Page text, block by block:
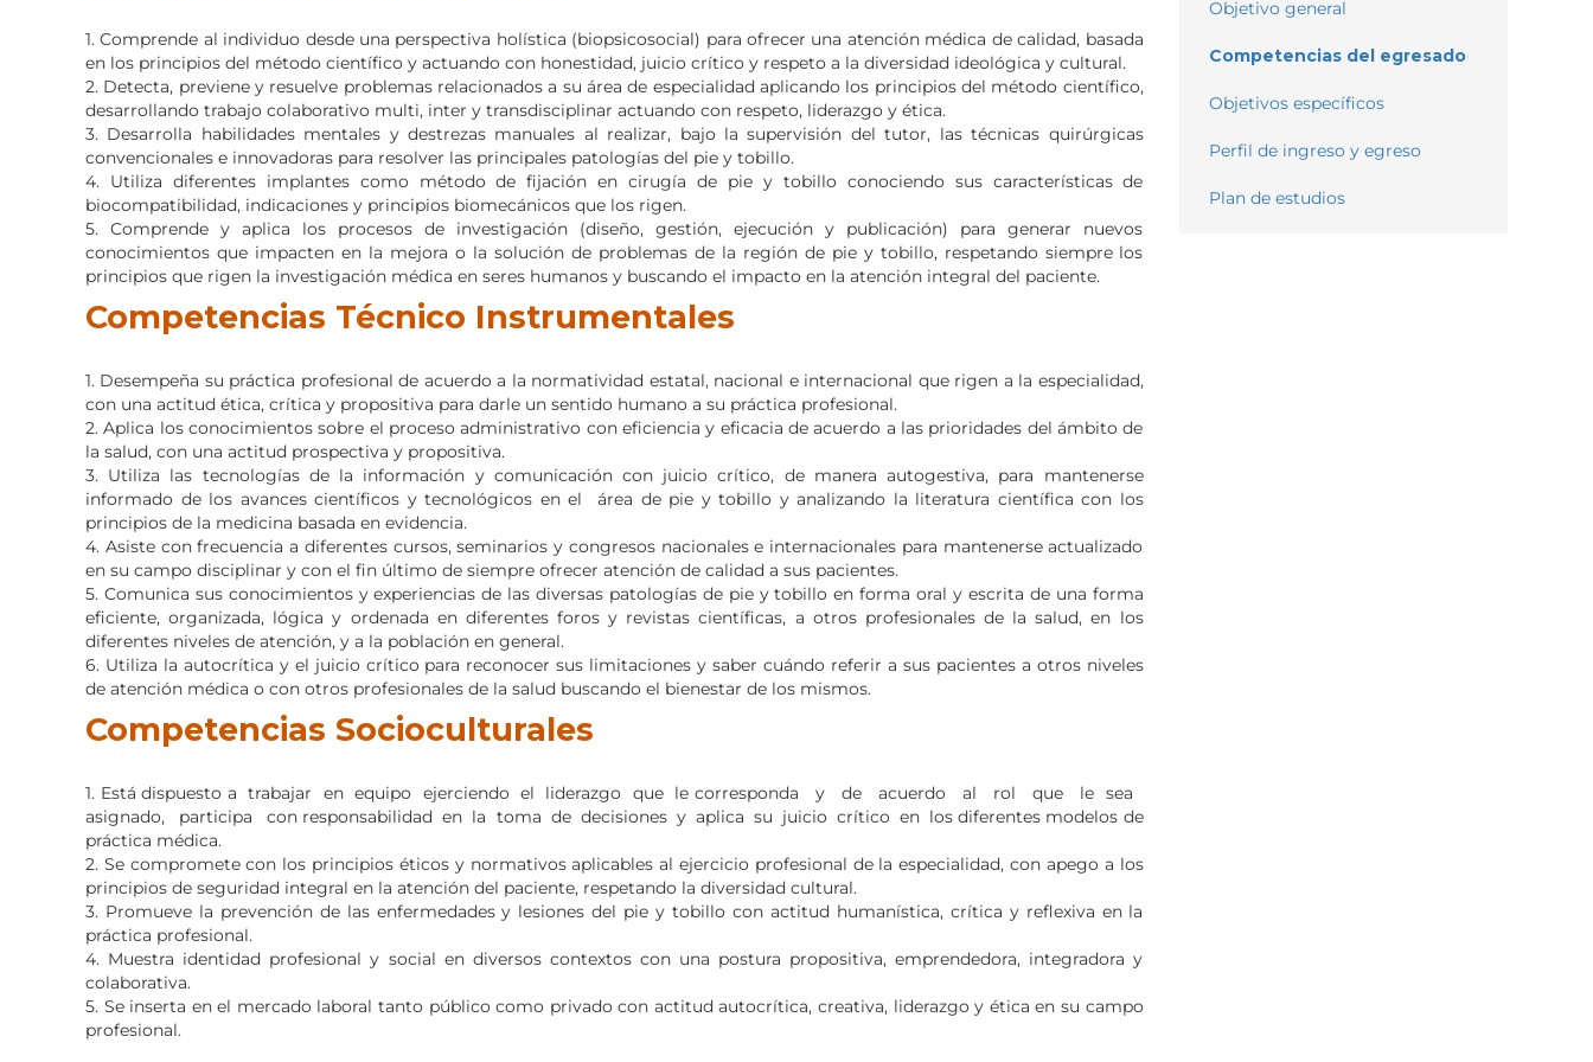
1. Comprende al individuo desde una perspectiva holística (biopsicosocial) para ofrecer una atención médica de calidad, basada
en los principios del método científico y actuando con honestidad, juicio crítico y respeto a la diversidad ideológica y cultural.
2. Detecta, previene y resuelve problemas relacionados a su área de especialidad aplicando los principios del método científico,
desarrollando trabajo colaborativo multi, inter y transdisciplinar actuando con respeto, liderazgo y ética.
3. Desarrolla habilidades mentales y destrezas manuales al realizar, bajo la supervisión del tutor, las técnicas quirúrgicas
convencionales e innovadoras para resolver las principales patologías del pie y tobillo.
4. Utiliza diferentes implantes como método de fijación en cirugía de pie y tobillo conociendo sus características de
biocompatibilidad, indicaciones y principios biomecánicos que los rigen.
5. Comprende y aplica los procesos de investigación (diseño, gestión, ejecución y publicación) para generar nuevos
conocimientos que impacten en la mejora o la solución de problemas de la región de pie y tobillo, respetando siempre los
principios que rigen la investigación médica en seres humanos y buscando el impacto en la atención integral del paciente.
Competencias Técnico Instrumentales
1. Desempeña su práctica profesional de acuerdo a la normatividad estatal, nacional e internacional que rigen a la especialidad,
con una actitud ética, crítica y propositiva para darle un sentido humano a su práctica profesional.
2. Aplica los conocimientos sobre el proceso administrativo con eficiencia y eficacia de acuerdo a las prioridades del ámbito de
la salud, con una actitud prospectiva y propositiva.
3. Utiliza las tecnologías de la información y comunicación con juicio crítico, de manera autogestiva, para mantenerse
informado de los avances científicos y tecnológicos en el área de pie y tobillo y analizando la literatura científica con los
principios de la medicina basada en evidencia.
4. Asiste con frecuencia a diferentes cursos, seminarios y congresos nacionales e internacionales para mantenerse actualizado
en su campo disciplinar y con el fin último de siempre ofrecer atención de calidad a sus pacientes.
5. Comunica sus conocimientos y experiencias de las diversas patologías de pie y tobillo en forma oral y escrita de una forma
eficiente, organizada, lógica y ordenada en diferentes foros y revistas científicas, a otros profesionales de la salud, en los
diferentes niveles de atención, y a la población en general.
6. Utiliza la autocrítica y el juicio crítico para reconocer sus limitaciones y saber cuándo referir a sus pacientes a otros niveles
de atención médica o con otros profesionales de la salud buscando el bienestar de los mismos.
Competencias Socioculturales
1. Está dispuesto a trabajar en equipo ejerciendo el liderazgo que le corresponda y de acuerdo al rol que le sea
asignado, participa con responsabilidad en la toma de decisiones y aplica su juicio crítico en los diferentes modelos de
práctica médica.
2. Se compromete con los principios éticos y normativos aplicables al ejercicio profesional de la especialidad, con apego a los
principios de seguridad integral en la atención del paciente, respetando la diversidad cultural.
3. Promueve la prevención de las enfermedades y lesiones del pie y tobillo con actitud humanística, crítica y reflexiva en la
práctica profesional.
4. Muestra identidad profesional y social en diversos contextos con una postura propositiva, emprendedora, integradora y
colaborativa.
5. Se inserta en el mercado laboral tanto público como privado con actitud autocrítica, creativa, liderazgo y ética en su campo
profesional.
Objetivo general
Competencias del egresado
Objetivos específicos
Perfil de ingreso y egreso
Plan de estudios